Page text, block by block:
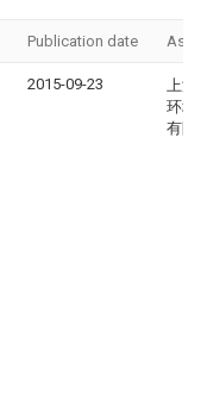
Publication date
2015-09-23
上海
环境
有限